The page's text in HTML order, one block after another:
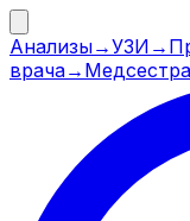
Анализы→УЗИ →
врача→